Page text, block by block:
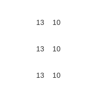
13
10
13
10
13
10